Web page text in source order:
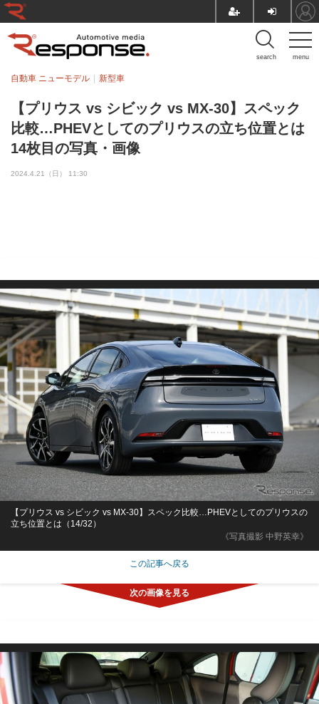
menu
search
【プリウス vs シビック vs MX-30】スペック
比較…PHEVとしてのプリウスの立ち位置とは
14枚目の写真・画像
自動車 ニューモデル 新型車
2024.4.21（日） 11:30
《写真撮影 中野英幸》
【プリウス vs シビック vs MX-30】スペック比較…PHEVとしてのプリウスの
立ち位置とは（14/32）
この記事へ戻る